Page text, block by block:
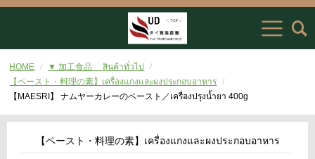
HOME
▼ 加工食品 สินค้าทั่วไป
【ペースト・料理の素】เครื่องแกงและผงประกอบอาหาร
【MAESRI】 ナムヤーカレーのペースト／เครื่องปรุงน้ำยา 400g
【ペースト・料理の素】เครื่องแกงและผงประกอบอาหาร